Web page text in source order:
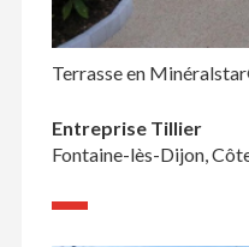
Terrasse en
Entreprise Tillier
Fontaine-lès-Dijon,